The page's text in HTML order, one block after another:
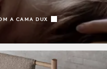
A CAMA DUX